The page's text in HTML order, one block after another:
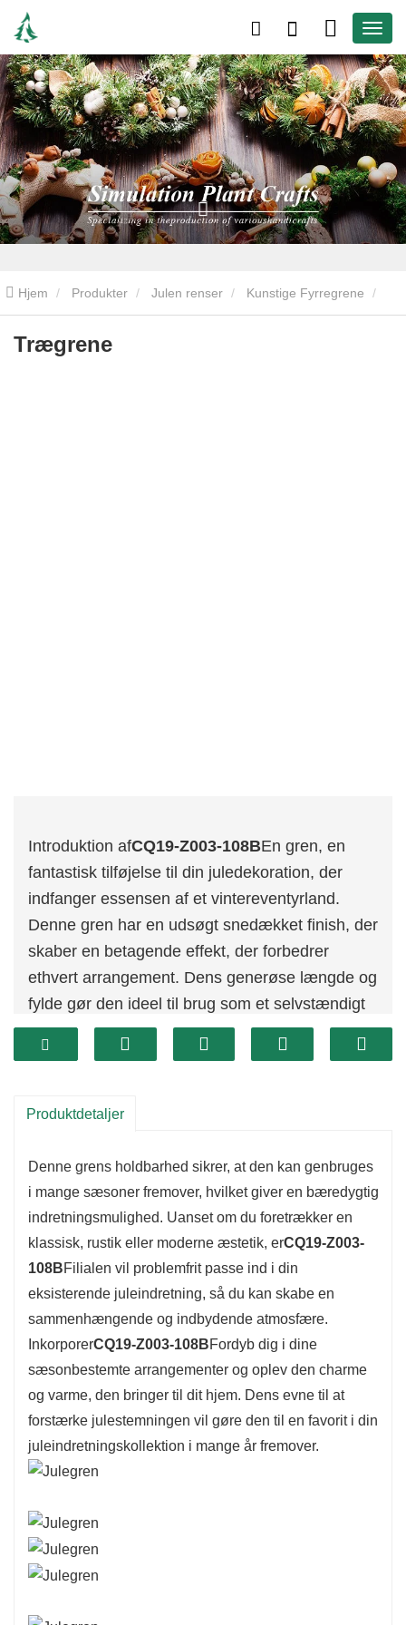
Hjem Produkter Julen renser Kunstige Fyrregrene
Trægrene
Trægrene
Introduktion afCQ19-Z003-108BEn gren, en
fantastisk tilføjelse til din juledekoration, der
indfanger essensen af ​​et vintereventyrland.
Denne gren har en udsøgt snedækket finish, der
skaber en betagende effekt, der forbedrer
ethvert arrangement. Dens generøse længde og
fylde gør den ideel til brug som et selvstændigt
midtpunkt eller som en del af en større
udstilling, hvilket sikrer, at den skiller sig ud i
Udformet med sans for detaljer,
juledekoration. Den snehvide tekstur forbedrer
ikke kun dens visuelle appel, men fremkalder
også vinterens fredfyldte skønhed. Brug den til
at pynte dit juletræ, lave en festlig krans eller
forbedre din borddækning, hvilket gør den til et
alsidigt valg til forskellige dekorationsstile.
Produktdetaljer
Denne grens holdbarhed sikrer, at den kan genbruges
i mange sæsoner fremover, hvilket giver en bæredygtig
indretningsmulighed. Uanset om du foretrækker en
klassisk, rustik eller moderne æstetik, erCQ19-Z003-
108BFilialen vil problemfrit passe ind i din
eksisterende juleindretning, så du kan skabe en
sammenhængende og indbydende atmosfære.
InkorporerCQ19-Z003-108BFordyb dig i dine
sæsonbestemte arrangementer og oplev den charme
og varme, den bringer til dit hjem. Dens evne til at
forstærke julestemningen vil gøre den til en favorit i din
juleindretningskollektion i mange år fremover.